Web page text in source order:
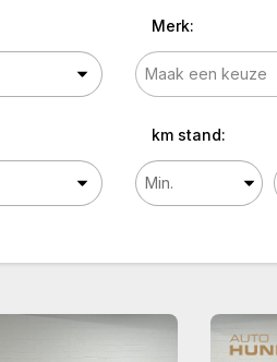
Merk:
km stand: